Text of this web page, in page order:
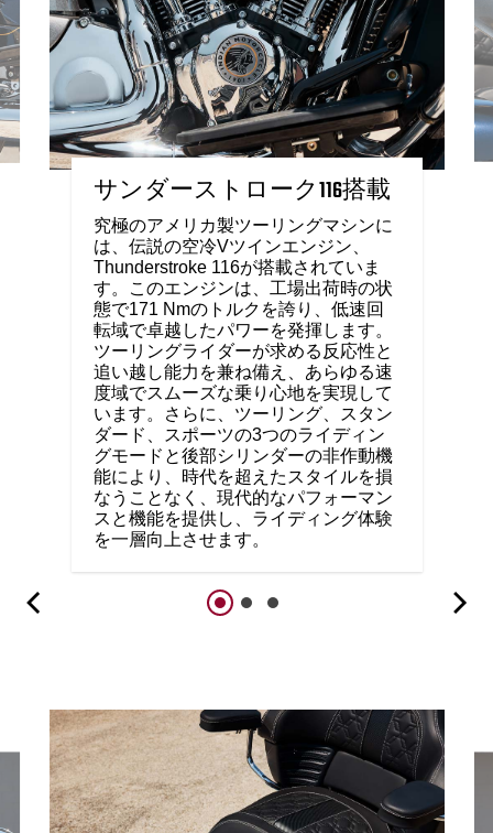
サンダーストローク116搭載
究極のアメリカ製ツーリングマシンに
は、伝説の空冷Vツインエンジン、
Thunderstroke 116が搭載されていま
す。このエンジンは、工場出荷時の状
態で171 Nmのトルクを誇り、低速回
転域で卓越したパワーを発揮します。
ツーリングライダーが求める反応性と
追い越し能力を兼ね備え、あらゆる速
度域でスムーズな乗り心地を実現して
います。さらに、ツーリング、スタン
ダード、スポーツの3つのライディン
グモードと後部シリンダーの非作動機
能により、時代を超えたスタイルを損
なうことなく、現代的なパフォーマン
スと機能を提供し、ライディング体験
を一層向上させます。